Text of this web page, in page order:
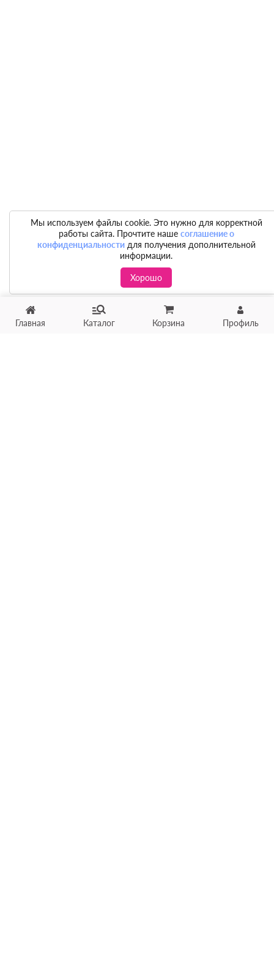
Главная Каталог Корзина Профиль
Мы используем файлы cookie. Это нужно для корректной
работы сайта. Прочтите наше соглашение о
конфиденциальностидля получения дополнительной
информации.
Хорошо